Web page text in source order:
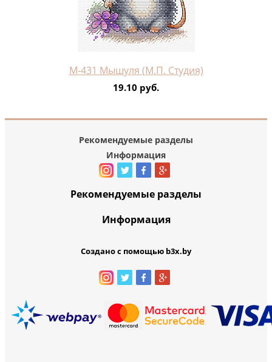
М-431 Мышуля (М.П. Студия)
19.10 руб.
Рекомендуемые разделы
Информация
Рекомендуемые разделы
Информация
Создано с помощью b3x.by